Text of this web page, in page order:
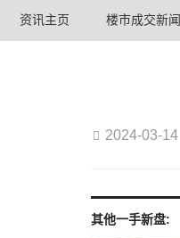
资讯主页 楼市成交新闻
2024-03-14
其他一手新盘: